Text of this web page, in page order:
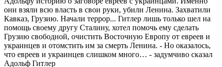
они взяли всю власть в свои руки, убили Ленина. Захватили
Кавказ, Грузию. Начали террор... Гитлер лишь только шел на
помощь своему другу Сталину, хотел помочь ему сделать
Грузию свободной, очистить Восточную Европу от евреев и
украинцев и отомстить им за смерть Ленина. - Но оказалось,
что евреев и украинцев слишком много… - задумчиво сказал
Адольф Гитлер